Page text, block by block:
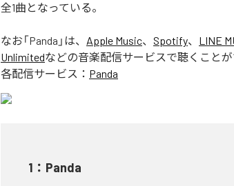
全1曲となっている。
なお「Panda 」は、 Apple Music、 Spotify、 LINE
Unlimitedなどの音楽配信サービスで聴くことが
各配信サービス： Panda
1 ： Panda